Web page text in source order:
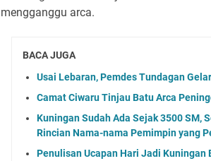
mengganggu arca.
BACA JUGA
Usai Lebaran, Pemdes Tundagan
Camat Ciwaru Tinjau Batu Arca
Kuningan Sudah Ada Sejak 3500 SM,
Rincian Nama-nama Pemimpin yang
Penulisan Ucapan Hari Jadi Kuningan